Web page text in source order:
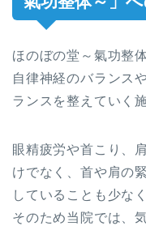
ほのぼの堂～氣功整
自律神経のバランス
ランスを整えていく
眼精疲労や首こり、
けでなく、首や肩の
していることも少な
そのため当院では、